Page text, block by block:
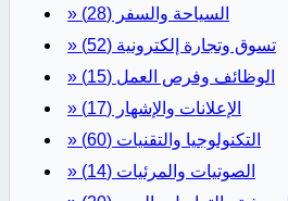
» السياحة والسفر (28)
» تسوق وتجارة إلكترونية (52)
» الوظائف وفرص العمل (15)
» الإعلانات والإشهار (17)
» التكنولوجيا والتقنيات (60)
» الصوتيات والمرئيات (14)